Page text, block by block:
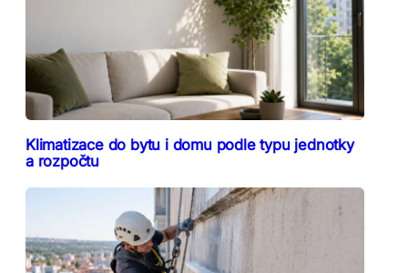
Klimatizace do bytu i domu podle typu jednotky
a rozpočtu